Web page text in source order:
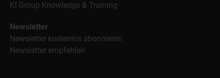
KI Group Knowledge & Training
Newsletter
Newsletter kostenlos abonnieren
Newsletter empfehlen